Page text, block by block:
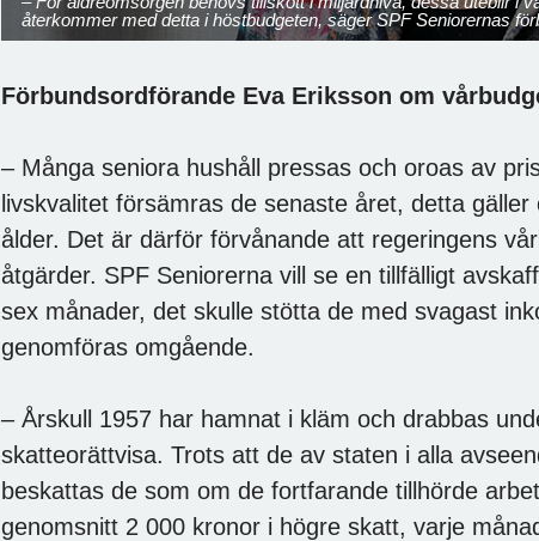
återkommer med detta i höstbudgeten, säger SPF Seniorernas
Förbundsordförande Eva Eriksson om
– Många seniora hushåll pressas och oroas av
livskvalitet försämras de senaste året, detta
ålder. Det är därför förvånande att regeringens
åtgärder. SPF Seniorerna vill se en tillfälligt
sex månader, det skulle stötta de med svagast
genomföras omgående.
– Årskull 1957 har hamnat i kläm och drabbas
skatteorättvisa. Trots att de av staten i alla
beskattas de som om de fortfarande tillhörde
genomsnitt 2 000 kronor i högre skatt, varje